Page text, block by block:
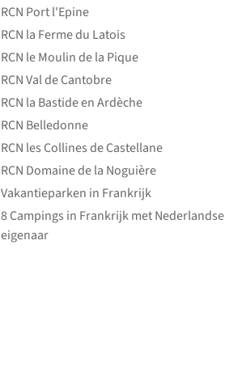
RCN Port l'Epine
RCN la Ferme du Latois
RCN le Moulin de la Pique
RCN Val de Cantobre
RCN la Bastide en Ardèche
RCN Belledonne
RCN les Collines de Castellane
RCN Domaine de la Noguière
Vakantieparken in Frankrijk
8 Campings in Frankrijk met Nederlandse
eigenaar